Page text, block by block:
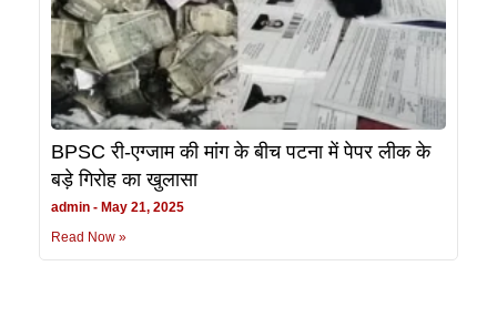
BPSC री-एग्जाम की मांग के बीच पटना में पेपर लीक के
बड़े गिरोह का खुलासा
admin
May 21, 2025
Read Now »